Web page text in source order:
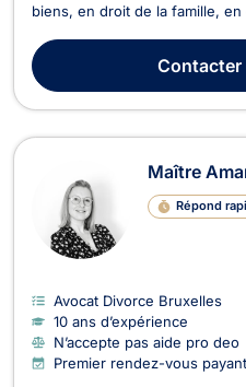
biens, en droit de la famille,
vous accompagne en droit des
voisinage, des actions en
Contacter
Maître
Répond
Avocat Divorce Bruxelles
10 ans d’expérience
N’accepte pas aide pro deo
Premier rendez-vous payant